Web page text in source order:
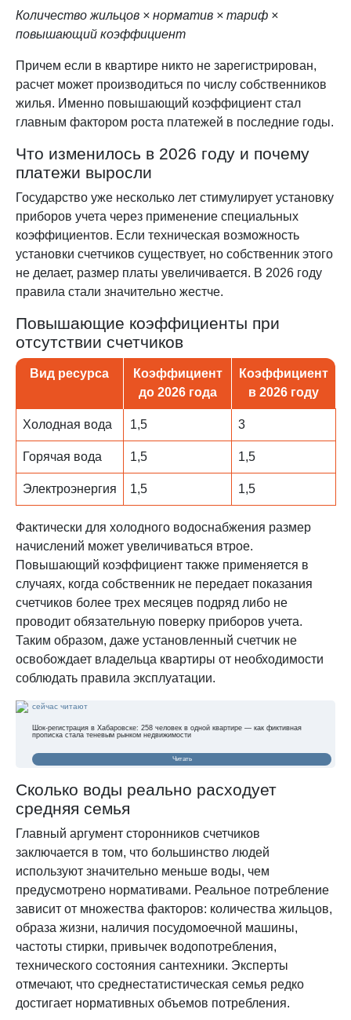
Количество жильцов × норматив × тариф ×
повышающий коэффициент
Причем если в квартире никто не зарегистрирован,
расчет может производиться по числу собственников
жилья. Именно повышающий коэффициент стал
главным фактором роста платежей в последние годы.
Что изменилось в 2026 году и почему
платежи выросли
Государство уже несколько лет стимулирует установку
приборов учета через применение специальных
коэффициентов. Если техническая возможность
установки счетчиков существует, но собственник этого
не делает, размер платы увеличивается. В 2026 году
правила стали значительно жестче.
Повышающие коэффициенты при
отсутствии счетчиков
Вид ресурса
Коэффициент
до 2026 года
Коэффициент
в 2026 году
Холодная вода 1,5 3
Горячая вода 1,5 1,5
Электроэнергия 1,5 1,5
Фактически для холодного водоснабжения размер
начислений может увеличиваться втрое.
Повышающий коэффициент также применяется в
случаях, когда собственник не передает показания
счетчиков более трех месяцев подряд либо не
проводит обязательную поверку приборов учета.
Таким образом, даже установленный счетчик не
освобождает владельца квартиры от необходимости
соблюдать правила эксплуатации.
сейчас читают
Шок-регистрация в Хабаровске: 258 человек в одной квартире — как фиктивная
прописка стала теневым рынком недвижимости
Читать
Сколько воды реально расходует
средняя семья
Главный аргумент сторонников счетчиков
заключается в том, что большинство людей
используют значительно меньше воды, чем
предусмотрено нормативами. Реальное потребление
зависит от множества факторов: количества жильцов,
образа жизни, наличия посудомоечной машины,
частоты стирки, привычек водопотребления,
технического состояния сантехники. Эксперты
отмечают, что среднестатистическая семья редко
достигает нормативных объемов потребления.